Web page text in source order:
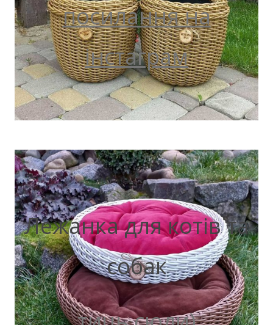
посилання на
інстаграм
Лежанка для котів та
собак